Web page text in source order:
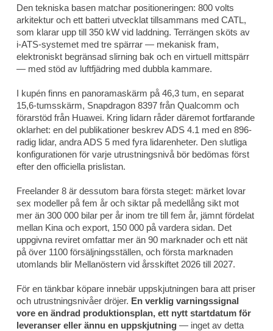
Den tekniska basen matchar positioneringen: 800 volts
arkitektur och ett batteri utvecklat tillsammans med CATL,
som klarar upp till 350 kW vid laddning. Terrängen sköts av
i-ATS-systemet med tre spärrar — mekanisk fram,
elektroniskt begränsad slirning bak och en virtuell mittspärr
— med stöd av luftfjädring med dubbla kammare.
I kupén finns en panoramaskärm på 46,3 tum, en separat
15,6-tumsskärm, Snapdragon 8397 från Qualcomm och
förarstöd från Huawei. Kring lidarn råder däremot fortfarande
oklarhet: en del publikationer beskrev ADS 4.1 med en 896-
radig lidar, andra ADS 5 med fyra lidarenheter. Den slutliga
konfigurationen för varje utrustningsnivå bör bedömas först
efter den officiella prislistan.
Freelander 8 är dessutom bara första steget: märket lovar
sex modeller på fem år och siktar på medellång sikt mot
mer än 300 000 bilar per år inom tre till fem år, jämnt fördelat
mellan Kina och export, 150 000 på vardera sidan. Det
uppgivna reviret omfattar mer än 90 marknader och ett nät
på över 1100 försäljningsställen, och första marknaden
utomlands blir Mellanöstern vid årsskiftet 2026 till 2027.
För en tänkbar köpare innebär uppskjutningen bara att priser
och utrustningsnivåer dröjer. En verklig varningssignal
vore en ändrad produktionsplan, ett nytt startdatum för
leveranser eller ännu en uppskjutning — inget av detta